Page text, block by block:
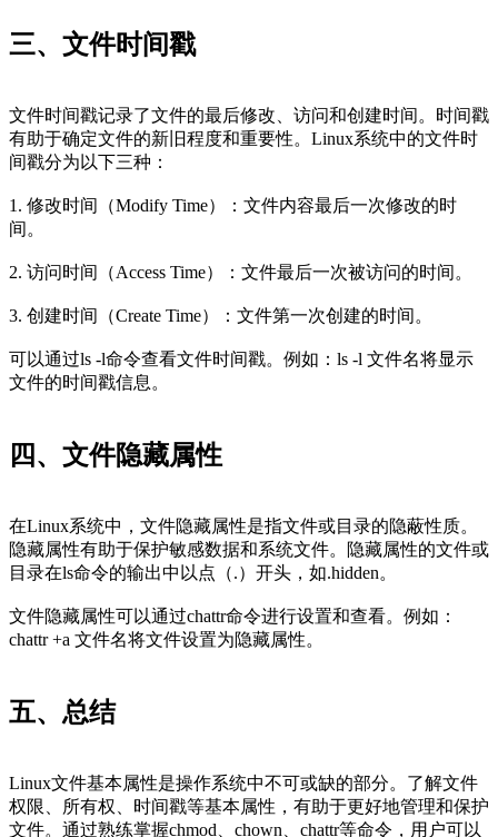
三、文件时间戳
文件时间戳记录了文件的最后修改、访问和创建时间。时间戳
有助于确定文件的新旧程度和重要性。Linux系统中的文件时
间戳分为以下三种：
1. 修改时间（Modify Time）：文件内容最后一次修改的时
间。
2. 访问时间（Access Time）：文件最后一次被访问的时间。
3. 创建时间（Create Time）：文件第一次创建的时间。
可以通过ls -l命令查看文件时间戳。例如：ls -l 文件名将显示
文件的时间戳信息。
四、文件隐藏属性
在Linux系统中，文件隐藏属性是指文件或目录的隐蔽性质。
隐藏属性有助于保护敏感数据和系统文件。隐藏属性的文件或
目录在ls命令的输出中以点（.）开头，如.hidden。
文件隐藏属性可以通过chattr命令进行设置和查看。例如：
chattr +a 文件名将文件设置为隐藏属性。
五、总结
Linux文件基本属性是操作系统中不可或缺的部分。了解文件
权限、所有权、时间戳等基本属性，有助于更好地管理和保护
文件。通过熟练掌握chmod、chown、chattr等命令，用户可以